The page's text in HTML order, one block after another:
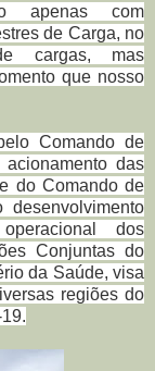
apenas com
de Carga, no
cargas, mas
que nosso
Comando de
acionamento das
do Comando de
desenvolvimento
dos
Conjuntas do
da Saúde, visa
regiões do